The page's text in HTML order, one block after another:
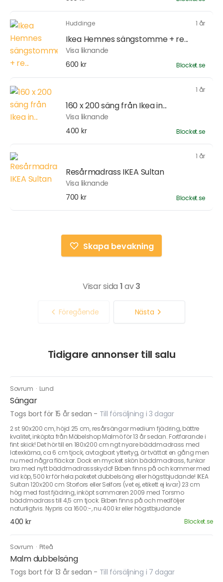
Huddinge 1 år
Ikea Hemnes sängstomme + re...
Visa liknande
600 kr
Blocket.se
1 år
160 x 200 säng från Ikea in...
Visa liknande
400 kr
Blocket.se
1 år
Resårmadrass IKEA Sultan
Visa liknande
700 kr
Blocket.se
Skapa bevakning
Visar sida 1av3
Föregående Nästa
Tidigare annonser till salu
Sovrum · Lund
Sängar
Togs bort för 15 år sedan - Till försäljning i 3 dagar
2 st 90x200 cm, höjd 25 cm, resårsängar medium fjädring, bättre
kvalitet, inköpta från Möbelshop Malmö för 13 år sedan. Fortfarande i
fint skick! Det hör till en 180x200 cm ngt nyare bäddmadrass med
latexkärna, ca 6 cm tjock, avtagbart yttertyg, är tvättat en gång men
nu med några fläckar. Dock en mycket skön bäddmadrass, funkar
bra med nytt bäddmadrassskydd! Ekben finns på och kommer med
vid köp, 500 kr för hela paketet dubbelsäng eller högstbjudande! IKEA
Sultan 120x200 cm Storfors eller Selfors (vet ej, etikett ej kvar) 23 cm
hög med fast fjädring, inköpt sommaren 2009 med Torsmo
bäddmadrass till 4,5 cm tjock. Ekben finns på och medföljer
naturligtvis. Nypris ca 1600:-, nu 400 kr eller högstbjudande
400 kr Blocket.se
Sovrum · Piteå
Malm dubbelsäng
Togs bort för 13 år sedan - Till försäljning i 7 dagar